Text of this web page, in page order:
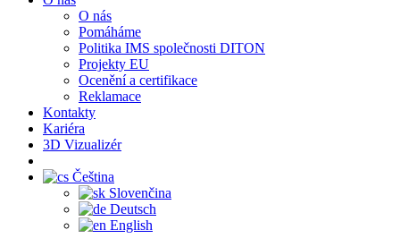
O nás
Pomáháme
Politika IMS společnosti DITON
Projekty EU
Ocenění a certifikace
Reklamace
Kontakty
Kariéra
3D Vizualizér
Čeština
Slovenčina
Deutsch
English